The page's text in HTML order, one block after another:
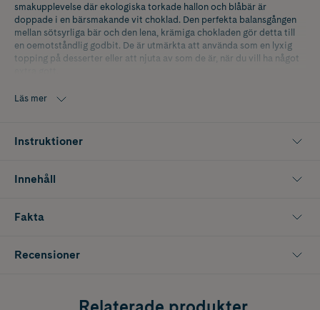
smakupplevelse där ekologiska torkade hallon och blåbär är
doppade i en bärsmakande vit choklad. Den perfekta balansgången
mellan sötsyrliga bär och den lena, krämiga chokladen gör detta till
en oemotståndlig godbit. De är utmärkta att använda som en lyxig
topping på desserter eller att njuta av som de är, när du vill ha något
Läs mer
Instruktioner
Innehåll
Fakta
Recensioner